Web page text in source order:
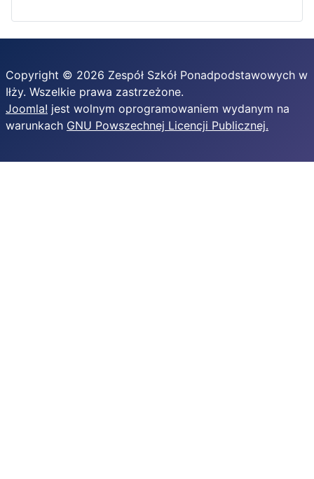
Copyright © 2026 Zespół Szkół Ponadpodstawowych w
Iłży. Wszelkie prawa zastrzeżone.
Joomla! jest wolnym oprogramowaniem wydanym na
warunkach GNU Powszechnej Licencji Publicznej.